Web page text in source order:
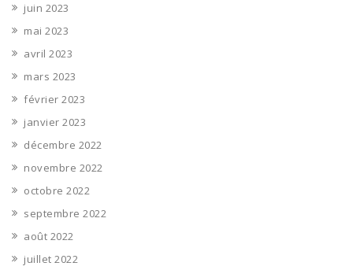
juin 2023
mai 2023
avril 2023
mars 2023
février 2023
janvier 2023
décembre 2022
novembre 2022
octobre 2022
septembre 2022
août 2022
juillet 2022